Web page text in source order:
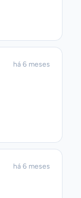
há 6 meses
há 6 meses